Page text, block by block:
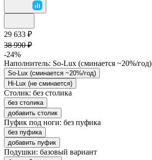
29 633 ₽
38 990 ₽
-24%
Наполнитель: So-Lux (cминается ~20%/год)
So-Lux (cминается ~20%/год)
Hi-Lux (не сминается)
Столик: без столика
без столика
добавить столик
Пуфик под ноги: без пуфика
без пуфика
добавить пуфик
Подушки: базовый вариант